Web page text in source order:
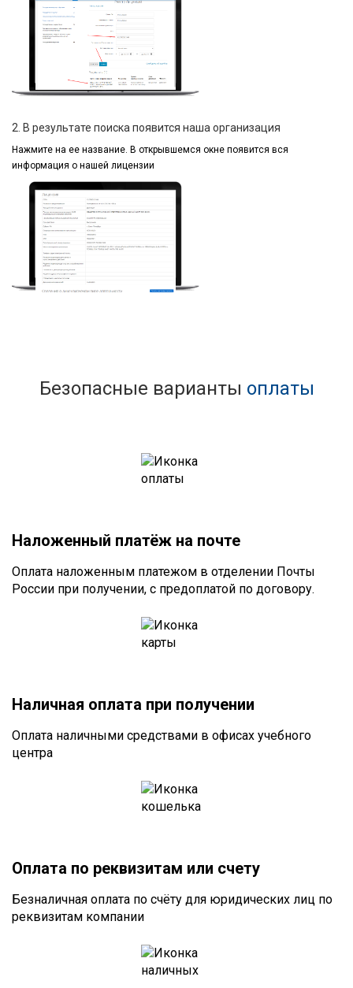
2. В результате поиска появится наша организация
Нажмите на ее название. В открывшемся окне появится вся
информация о нашей лицензии
Безопасные варианты оплаты
Наложенный платёж на почте
Оплата наложенным платежом в отделении Почты
России при получении, с предоплатой по договору.
Наличная оплата при получении
Оплата наличными средствами в офисах учебного
центра
Оплата по реквизитам или счету
Безналичная оплата по счёту для юридических лиц по
реквизитам компании